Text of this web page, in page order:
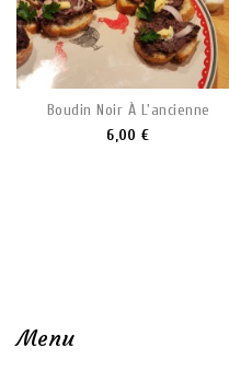
Boudin Noir À L'ancienne
6,00 €
Menu